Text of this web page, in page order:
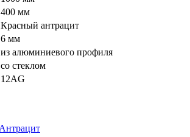
400 мм
Красный антрацит
6 мм
из алюминиевого профиля
со стеклом
12AG